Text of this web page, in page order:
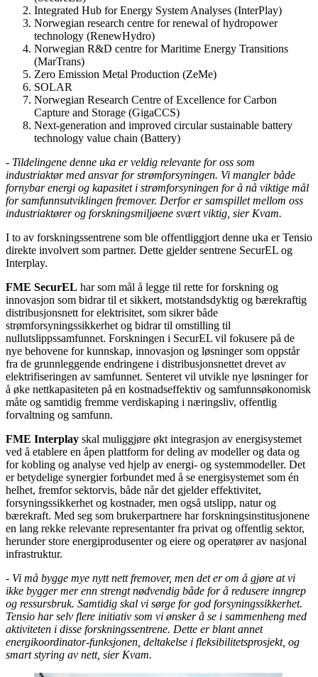
Integrated Hub for Energy System Analyses (InterPlay)
Norwegian research centre for renewal of hydropower
technology (RenewHydro)
Norwegian R&D centre for Maritime Energy Transitions
(MarTrans)
Zero Emission Metal Production (ZeMe)
SOLAR
Norwegian Research Centre of Excellence for Carbon
Capture and Storage (GigaCCS)
Next-generation and improved circular sustainable battery
technology value chain (Battery)
- Tildelingene denne uka er veldig relevante for oss som
industriaktør med ansvar for strømforsyningen. Vi mangler både
fornybar energi og kapasitet i strømforsyningen for å nå viktige mål
for samfunnsutviklingen fremover. Derfor er samspillet mellom oss
industriaktører og forskningsmiljøene svært viktig, sier Kvam.
I to av forskningssentrene som ble offentliggjort denne uka er Tensio
direkte involvert som partner. Dette gjelder sentrene SecurEL og
Interplay.
FME SecurEL har som mål å legge til rette for forskning og
innovasjon som bidrar til et sikkert, motstandsdyktig og bærekraftig
distribusjonsnett for elektrisitet, som sikrer både
strømforsyningssikkerhet og bidrar til omstilling til
nullutslippssamfunnet. Forskningen i SecurEL vil fokusere på de
nye behovene for kunnskap, innovasjon og løsninger som oppstår
fra de grunnleggende endringene i distribusjonsnettet drevet av
elektrifiseringen av samfunnet. Senteret vil utvikle nye løsninger for
å øke nettkapasiteten på en kostnadseffektiv og samfunnsøkonomisk
måte og samtidig fremme verdiskaping i næringsliv, offentlig
forvaltning og samfunn.
FME Interplay skal muliggjøre økt integrasjon av energisystemet
ved å etablere en åpen plattform for deling av modeller og data og
for kobling og analyse ved hjelp av energi- og systemmodeller. Det
er betydelige synergier forbundet med å se energisystemet som én
helhet, fremfor sektorvis, både når det gjelder effektivitet,
forsyningssikkerhet og kostnader, men også utslipp, natur og
bærekraft. Med seg som brukerpartnere har forskningsinstitusjonene
en lang rekke relevante representanter fra privat og offentlig sektor,
herunder store energiprodusenter og eiere og operatører av nasjonal
infrastruktur.
- Vi må bygge mye nytt nett fremover, men det er om å gjøre at vi
ikke bygger mer enn strengt nødvendig både for å redusere inngrep
og ressursbruk. Samtidig skal vi sørge for god forsyningssikkerhet.
Tensio har selv flere initiativ som vi ønsker å se i sammenheng med
aktiviteten i disse forskningssentrene. Dette er blant annet
energikoordinator-funksjonen, deltakelse i fleksibilitetsprosjekt, og
smart styring av nett, sier Kvam.